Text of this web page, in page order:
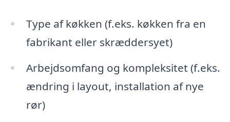
Type af køkken (f.eks. køkken fra en
fabrikant eller skræddersyet)
Arbejdsomfang og kompleksitet (f.eks.
ændring i layout, installation af nye
rør)